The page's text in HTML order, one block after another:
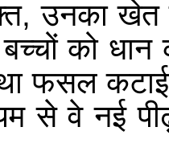
उनका खेत
को धान
फसल
से वे नई